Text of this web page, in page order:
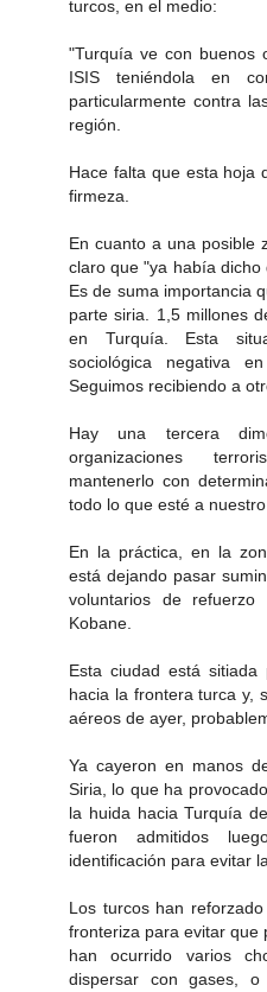
turcos, en el medio:
"Turquía ve con buenos
ISIS teniéndola en
particularmente contra
región.
Hace falta que esta hoja
firmeza.
En cuanto a una posible
claro que "ya había dicho
Es de suma importancia
parte siria. 1,5 millones
en Turquía. Esta
sociológica negativa
Seguimos recibiendo a
Hay una tercera
organizaciones
mantenerlo con
todo lo que esté a
En la práctica, en la
está dejando pasar
voluntarios de
Kobane.
Esta ciudad está
hacia la frontera turca y,
aéreos de ayer,
Ya cayeron en manos
Siria, lo que ha
la huida hacia Turquía
fueron admitidos
identificación para evitar
Los turcos han
fronteriza para evitar que
han ocurrido varios
dispersar con gases,